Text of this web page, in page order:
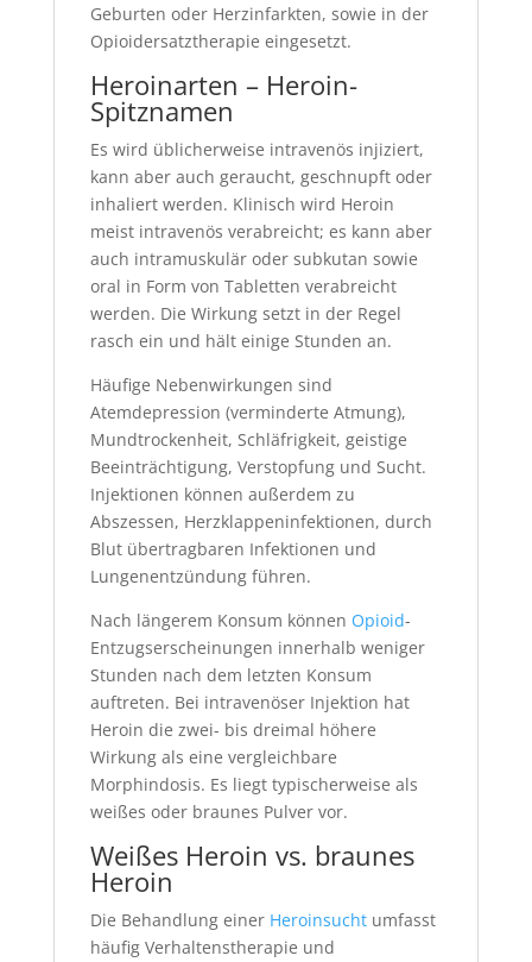
Geburten oder Herzinfarkten, sowie in der
Opioidersatztherapie eingesetzt.
Heroinarten – Heroin-
Spitznamen
Es wird üblicherweise intravenös injiziert,
kann aber auch geraucht, geschnupft oder
inhaliert werden. Klinisch wird Heroin
meist intravenös verabreicht; es kann aber
auch intramuskulär oder subkutan sowie
oral in Form von Tabletten verabreicht
werden. Die Wirkung setzt in der Regel
rasch ein und hält einige Stunden an.
Häufige Nebenwirkungen sind
Atemdepression (verminderte Atmung),
Mundtrockenheit, Schläfrigkeit, geistige
Beeinträchtigung, Verstopfung und Sucht.
Injektionen können außerdem zu
Abszessen, Herzklappeninfektionen, durch
Blut übertragbaren Infektionen und
Lungenentzündung führen.
Nach längerem Konsum können Opioid-
Entzugserscheinungen innerhalb weniger
Stunden nach dem letzten Konsum
auftreten. Bei intravenöser Injektion hat
Heroin die zwei- bis dreimal höhere
Wirkung als eine vergleichbare
Morphindosis. Es liegt typischerweise als
weißes oder braunes Pulver vor.
Weißes Heroin vs. braunes
Heroin
Die Behandlung einer Heroinsuchtumfasst
häufig Verhaltenstherapie und